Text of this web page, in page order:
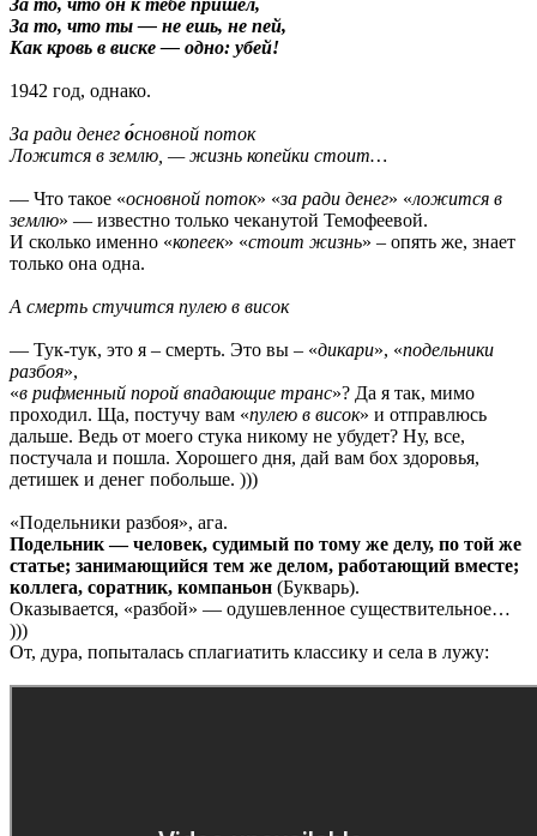
За то, что ты — не ешь, не пей,
Как кровь в виске — одно: убей!
1942 год, однако.
За ради денег о́сновной поток
Ложится в землю, — жизнь копейки стоит…
— Что такое «основной поток» «за ради денег» «ложится в
землю» — известно только чеканутой Темофеевой.
И сколько именно «копеек» «стоит жизнь» – опять же, знает
только она одна.
А смерть стучится пулею в висок
— Тук-тук, это я – смерть. Это вы – «дикари», «подельники
разбоя»,
«в рифменный порой впадающие транс»? Да я так, мимо
проходил. Ща, постучу вам «пулею в висок» и отправлюсь
дальше. Ведь от моего стука никому не убудет? Ну, все,
постучала и пошла. Хорошего дня, дай вам бох здоровья,
детишек и денег побольше. )))
«Подельники разбоя», ага.
Подельник — человек, судимый по тому же делу, по той же
статье; занимающийся тем же делом, работающий вместе;
коллега, соратник, компаньон (Букварь).
Оказывается, «разбой» — одушевленное существительное…
)))
От, дура, попыталась сплагиатить классику и села в лужу: